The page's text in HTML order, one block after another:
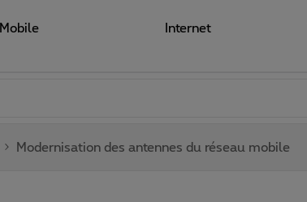
Mobile Internet
Modernisation des antennes du réseau mobile